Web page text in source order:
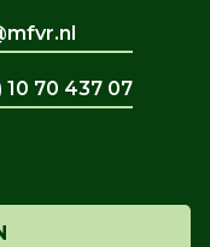
10 70 437 07